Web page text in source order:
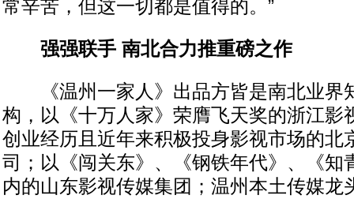
常辛苦，但这一切都是值得的。”
强强联手 南北合力推重磅之作
《温州一家人》出品方皆是南北业界
构，以《十万人家》荣膺飞天奖的浙江影
创业经历且近年来积极投身影视市场的北
司；以《闯关东》、《钢铁年代》、《知
内的山东影视传媒集团；温州本土传媒龙